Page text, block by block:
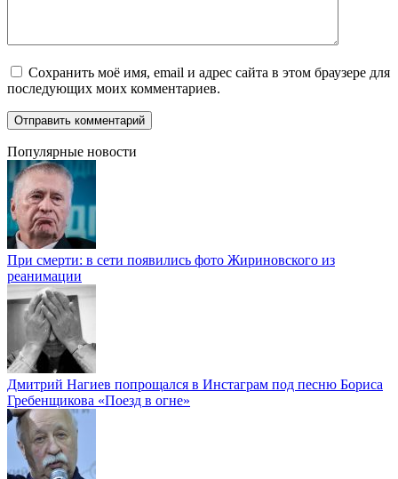
Сохранить моё имя, email и адрес сайта в этом браузере для
последующих моих комментариев.
Популярные новости
При смерти: в сети появились фото Жириновского из
реанимации
Дмитрий Нагиев попрощался в Инстаграм под песню Бориса
Гребенщикова «Поезд в огне»